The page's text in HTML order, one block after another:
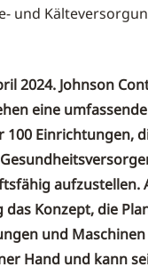
und
2024. Johnson
eine
100 Einrichtungen,
aufzustellen.
Konzept, die
und
Hand und kann